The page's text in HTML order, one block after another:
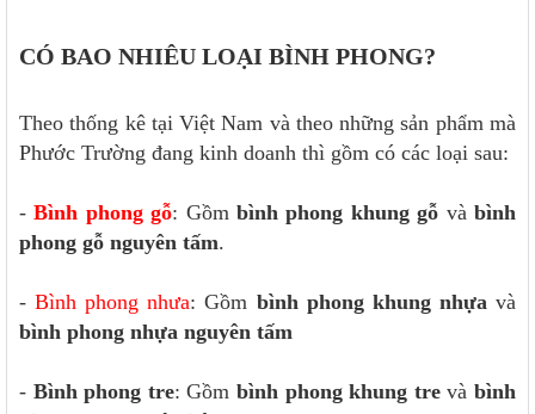
CÓ BAO NHIÊU LOẠI BÌNH PHONG?
Theo thống kê tại Việt Nam và theo những sản phẩm mà
Phước Trường đang kinh doanh thì gồm có các loại sau:
-Bình phong gỗ: Gồmbình phong khung gỗ vàbình
phong gỗ nguyên tấm.
-Bình phong nhưa: Gồm bình phong khung nhựavà
bình phong nhựa nguyên tấm
- Bình phong tre: Gồmbình phong khung trevàbình